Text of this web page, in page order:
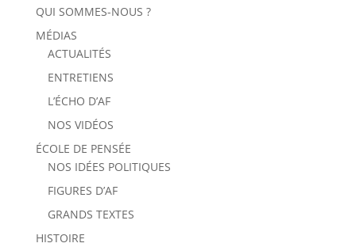
QUI SOMMES-NOUS ?
MÉDIAS
ACTUALITÉS
ENTRETIENS
L’ÉCHO D’AF
NOS VIDÉOS
ÉCOLE DE PENSÉE
NOS IDÉES POLITIQUES
FIGURES D’AF
GRANDS TEXTES
HISTOIRE